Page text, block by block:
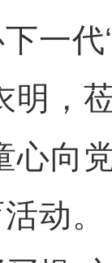
一代
明，
心向
动。